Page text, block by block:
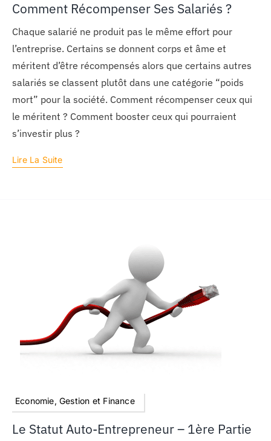
Comment Récompenser Ses Salariés ?
Chaque salarié ne produit pas le même effort pour
l’entreprise. Certains se donnent corps et âme et
méritent d’être récompensés alors que certains autres
salariés se classent plutôt dans une catégorie “poids
mort” pour la société. Comment récompenser ceux qui
le méritent ? Comment booster ceux qui pourraient
s’investir plus ?
Lire La Suite
Economie, Gestion et Finance
Le Statut Auto-Entrepreneur – 1ère Partie